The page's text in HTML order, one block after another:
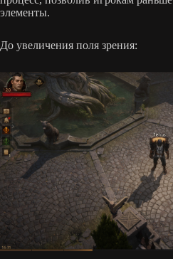
элементы.
До увеличения поля зрения: